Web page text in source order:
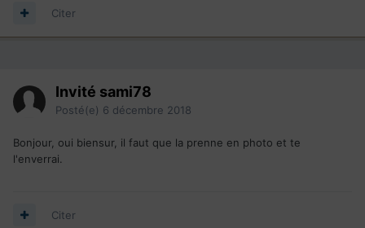
Citer
Invité sami78
Posté(e) 6 décembre 2018
Bonjour, oui biensur, il faut que la prenne en photo et te
l'enverrai.
Citer